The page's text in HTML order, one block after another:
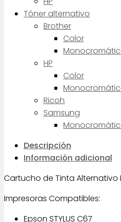
Tóner alternativo
Brother
Color
HP
Color
Ricoh
Samsung
Descripción
Información adicional
Cartucho de Tinta Alternativo
Impresoras Compatibles:
Epson STYLUS C67